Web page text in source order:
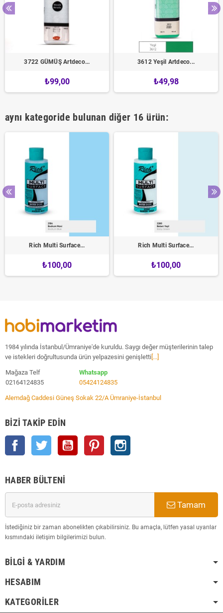
3722 GÜMÜŞ Artdeco...
₺99,00
3612 Yeşil Artdeco...
₺49,98
aynı kategoride bulunan diğer 16 ürün:
Rich Multi Surface...
₺100,00
Rich Multi Surface...
₺100,00
1984 yılında İstanbul/Ümraniye'de kuruldu. Saygı değer müşterilerinin talep
ve istekleri doğrultusunda ürün yelpazesini genişletti [...]
Mağaza Telf
02164124835
Whatsapp
05424124835
Alemdağ Caddesi Güneş Sokak 22/A Ümraniye-İstanbul
BIZI TAKIP EDIN
Facebook Twitter YouTube Pinterest
HABER BÜLTENI
Tamam
İstediğiniz bir zaman abonelikten çıkabilirsiniz. Bu amaçla, lütfen yasal uyarılar
kısmındaki iletişim bilgilerimizi bulun.
BILGI & YARDIM
HESABIM
KATEGORILER